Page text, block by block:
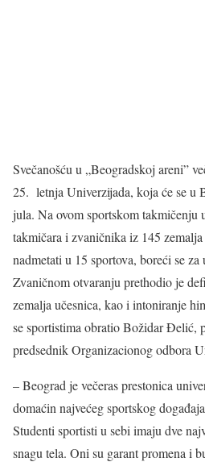
Svečanošću u „Beogradskoj areni”
25. letnja Univerzijada, koja će se u
jula. Na ovom sportskom takmičenju
takmičara i zvaničnika iz 145 zemalja
nadmetati u 15 sportova, boreći se
Zvaničnom otvaranju prethodio je
zemalja učesnica, kao i intoniranje
se sportistima obratio Božidar Đelić,
predsednik Organizacionog odbora
– Beograd je večeras prestonica
domaćin najvećeg sportskog
Studenti sportisti u sebi imaju dve
snagu tela. Oni su garant promena i